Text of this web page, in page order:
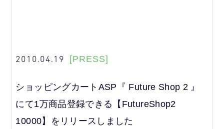
2010.04.19 [PRESS]
ショッピングカートASP『 Future Shop 2 』
にて1万商品登録できる【FutureShop2
10000】をリリースしました